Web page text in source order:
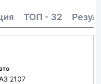
ТОП - 32
2107